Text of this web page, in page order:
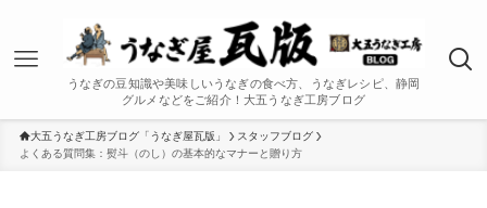
うなぎの豆知識や美味しいうなぎの食べ方、うなぎレシピ、静岡
グルメなどをご紹介！大五うなぎ工房ブログ
大五うなぎ工房ブログ「うなぎ屋瓦版」
スタッフブログ
よくある質問集：熨斗（のし）の基本的なマナーと贈り方